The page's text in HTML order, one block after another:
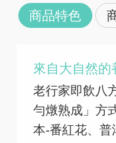
商品特色
來自大自然的
老行家即飲八
勻燉熟成」方
本-番紅花、普